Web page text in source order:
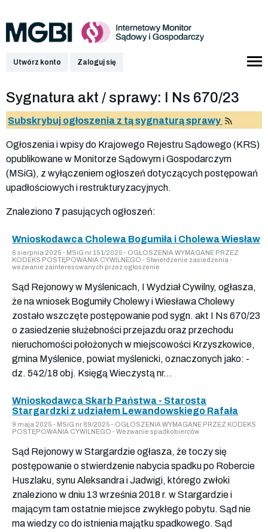
Utwórz konto Zaloguj się
Sygnatura akt / sprawy: I Ns 670/23
Subskrybuj ogłoszenia z tą sygnaturą sprawy
Ogłoszenia i wpisy do Krajowego Rejestru Sądowego (KRS)
opublikowane w Monitorze Sądowym i Gospodarczym
(MSiG), z wyłączeniem ogłoszeń dotyczących postępowań
upadłościowych i restrukturyzacyjnych.
Znaleziono 7 pasujących ogłoszeń:
Wnioskodawca Cholewa Bogumiła i Cholewa Wiesław
6 sierpnia 2025 - MSiG nr 151/2025 - OGŁOSZENIA WYMAGANE PRZEZ
KODEKS POSTĘPOWANIA CYWILNEGO - Stwierdzenie zasiedzenia -
wezwanie zainteresowanych przez ogłoszenie
Sąd Rejonowy w Myślenicach, I Wydział Cywilny, ogłasza,
że na wniosek Bogumiły Cholewy i Wiesława Cholewy
zostało wszczęte postępowanie pod sygn. akt I Ns 670/23
o zasiedzenie służebności przejazdu oraz przechodu
nieruchomości położonych w miejscowości Krzyszkowice,
gmina Myślenice, powiat myślenicki, oznaczonych jako: -
dz. 542/18 obj. Księgą Wieczystą nr...
Wnioskodawca Skarb Państwa - Starosta
Stargardzki z udziałem Lewandowskiego Rafała
9 maja 2025 - MSiG nr 89/2025 - OGŁOSZENIA WYMAGANE PRZEZ KODEKS
POSTĘPOWANIA CYWILNEGO - Wezwanie spadkobierców
Sąd Rejonowy w Stargardzie ogłasza, że toczy się
postępowanie o stwierdzenie nabycia spadku po Robercie
Huszlaku, synu Aleksandra i Jadwigi, którego zwłoki
znaleziono w dniu 13 września 2018 r. w Stargardzie i
mającym tam ostatnie miejsce zwykłego pobytu. Sąd nie
ma wiedzy co do istnienia majątku spadkowego. Sąd